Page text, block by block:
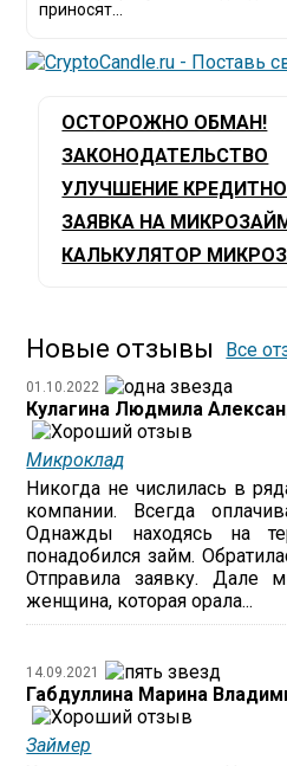
приносят...
ОСТОРОЖНО ОБМАН!
ЗАКОНОДАТЕЛЬСТВО
УЛУЧШЕНИЕ
ЗАЯВКА НА
КАЛЬКУЛЯТОР
Новые отзывы Все
01.10.2022
Кулагина Людмила
Микроклад
Никогда не числилась в
компании. Всегда
Однажды находясь на
понадобился займ.
Отправила заявку. Дале
женщина, которая орала...
14.09.2021
Габдуллина Марина
Займер